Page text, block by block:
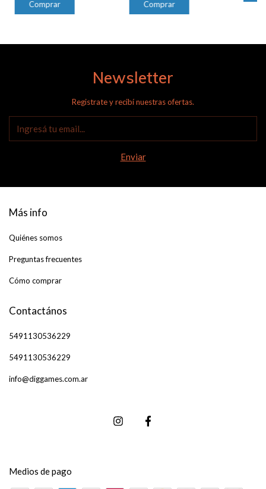
Newsletter
Registrate y recibí nuestras ofertas.
Más info
Quiénes somos
Preguntas frecuentes
Cómo comprar
Contactános
5491130536229
5491130536229
info@diggames.com.ar
Medios de pago